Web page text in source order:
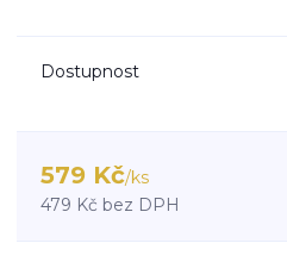
Dostupnost
579 Kč/ks
479 Kč bez DPH